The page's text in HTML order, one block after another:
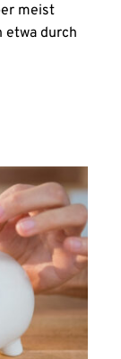
meist
etwa durch